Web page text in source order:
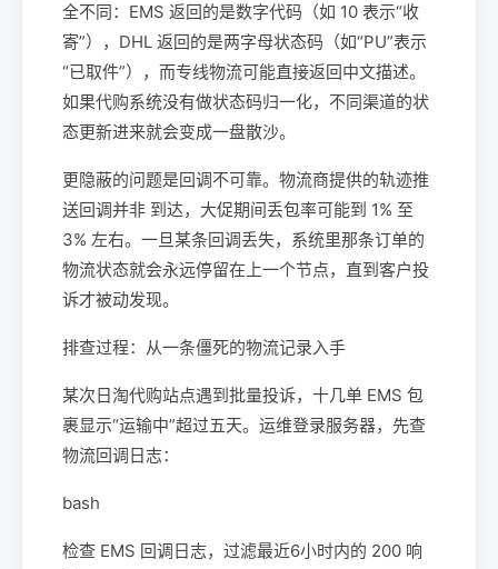
全不同：EMS 返回的是数字代码（如 10 表示“收
寄”），DHL 返回的是两字母状态码（如“PU”表示
“已取件”），而专线物流可能直接返回中文描述。
如果代购系统没有做状态码归一化，不同渠道的状
态更新进来就会变成一盘散沙。
更隐蔽的问题是回调不可靠。物流商提供的轨迹推
送回调并非 到达，大促期间丢包率可能到 1% 至
3% 左右。一旦某条回调丢失，系统里那条订单的
物流状态就会永远停留在上一个节点，直到客户投
诉才被动发现。
排查过程：从一条僵死的物流记录入手
某次日淘代购站点遇到批量投诉，十几单 EMS 包
裹显示“运输中”超过五天。运维登录服务器，先查
物流回调日志：
bash
检查 EMS 回调日志，过滤最近6小时内的 200 响